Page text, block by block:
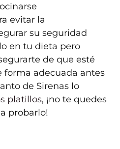
evitar la
su seguridad
en tu dieta pero
de que esté
forma adecuada antes
de Sirenas lo
platillos, ¡no te quedes
probarlo!